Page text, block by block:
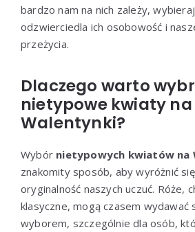
bardzo nam na nich zależy,
odzwierciedla ich osobowość i
przeżycia.
Dlaczego warto
nietypowe kwiaty na
Walentynki?
Wybór nietypowych kwiatów na
znakomity sposób, aby wyróżnić
oryginalność naszych uczuć. Róże,
klasyczne, mogą czasem wydawać
wyborem, szczególnie dla osób,